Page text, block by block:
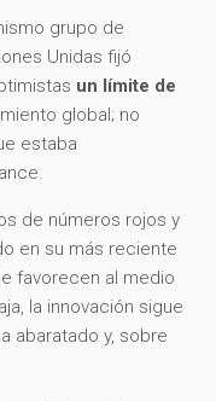
grupo de
Unidas fijó
un límite de
global; no
estaba
de números rojos y
en su más reciente
favorecen al medio
la innovación sigue
abaratado y, sobre